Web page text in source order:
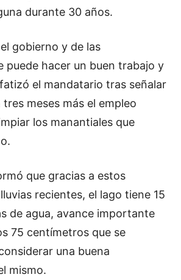
durante 30 años.
gobierno y de las
puede hacer un buen trabajo y
el mandatario tras señalar
tres meses más el empleo
los manantiales que
que gracias a estos
recientes, el lago tiene 15
de agua, avance importante
75 centímetros que se
una buena
mismo.